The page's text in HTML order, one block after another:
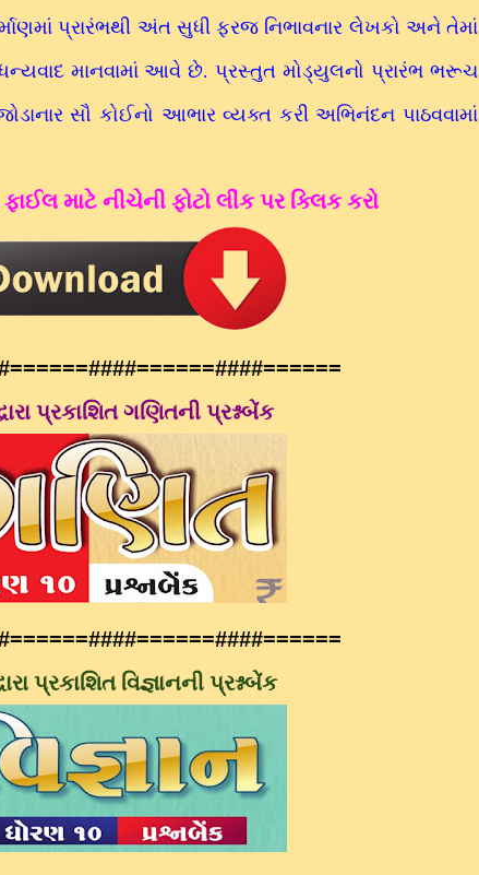
પ્રારંભથી અંત સુધી ફરજ નિભાવનાર લેખકો અને તેમાં
ધન્યવાદ માનવામાં આવે છે. પ્રસ્તુત મોડ્યુલનો પ્રારંભ ભરૂચ
સૌ કોઈનો આભાર વ્યક્ત કરી અભિનંદન પાઠવવામાં
માટે નીચેની ફોટો લીંક પર ક્લિક કરો
####======####======
પ્રકાશિત ગણિતની પ્રશ્નબેંક
####======####======
પ્રકાશિત વિજ્ઞાનની પ્રશ્નબેંક